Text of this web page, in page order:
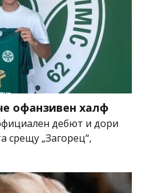
офанзивен халф
дебют и дори
срещу „Загорец“,